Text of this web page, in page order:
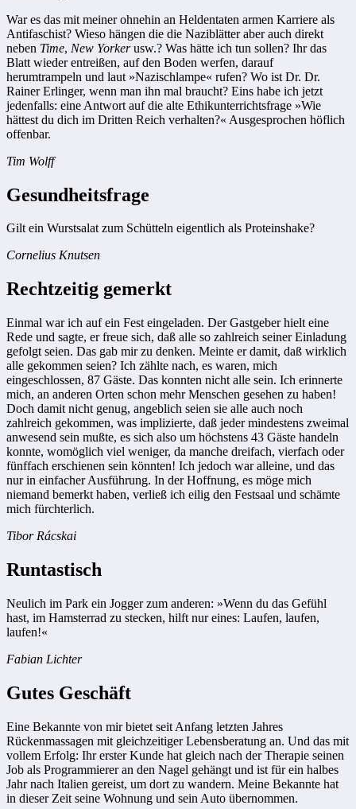
War es das mit meiner ohnehin an Heldentaten armen Karriere als
Antifaschist? Wieso hängen die die Naziblätter aber auch direkt
neben Time, New Yorkerusw.? Was hätte ich tun sollen? Ihr das
Blatt wieder entreißen, auf den Boden werfen, darauf
herumtrampeln und laut »Nazischlampe« rufen? Wo ist Dr. Dr.
Rainer Erlinger, wenn man ihn mal braucht? Eins habe ich jetzt
jedenfalls: eine Antwort auf die alte Ethikunterrichtsfrage »Wie
hättest du dich im Dritten Reich verhalten?« Ausgesprochen höflich
offenbar.
Tim Wolff
Gesundheitsfrage
Gilt ein Wurstsalat zum Schütteln eigentlich als Proteinshake?
Cornelius Knutsen
Rechtzeitig gemerkt
Einmal war ich auf ein Fest eingeladen. Der Gastgeber hielt eine
Rede und sagte, er freue sich, daß alle so zahlreich seiner Einladung
gefolgt seien. Das gab mir zu denken. Meinte er damit, daß wirklich
alle gekommen seien? Ich zählte nach, es waren, mich
eingeschlossen, 87 Gäste. Das konnten nicht alle sein. Ich erinnerte
mich, an anderen Orten schon mehr Menschen gesehen zu haben!
Doch damit nicht genug, angeblich seien sie alle auch noch
zahlreich gekommen, was implizierte, daß jeder mindestens zweimal
anwesend sein mußte, es sich also um höchstens 43 Gäste handeln
konnte, womöglich viel weniger, da manche dreifach, vierfach oder
fünffach erschienen sein könnten! Ich jedoch war alleine, und das
nur in einfacher Ausführung. In der Hoffnung, es möge mich
niemand bemerkt haben, verließ ich eilig den Festsaal und schämte
mich fürchterlich.
Tibor Rácskai
Runtastisch
Neulich im Park ein Jogger zum anderen: »Wenn du das Gefühl
hast, im Hamsterrad zu stecken, hilft nur eines: Laufen, laufen,
laufen!«
Fabian Lichter
Gutes Geschäft
Eine Bekannte von mir bietet seit Anfang letzten Jahres
Rückenmassagen mit gleichzeitiger Lebensberatung an. Und das mit
vollem Erfolg: Ihr erster Kunde hat gleich nach der Therapie seinen
Job als Programmierer an den Nagel gehängt und ist für ein halbes
Jahr nach Italien gereist, um dort zu wandern. Meine Bekannte hat
in dieser Zeit seine Wohnung und sein Auto übernommen.